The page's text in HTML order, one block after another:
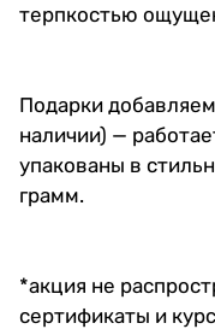
терпкостью
Подарки
наличии) —
упакованы в
грамм.
*акция не
сертификаты и